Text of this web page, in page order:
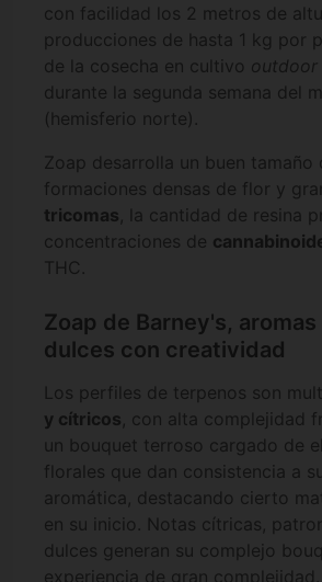
con facilidad los 2 metros de
producciones de hasta 1 kg por
de la cosecha en cultivo outdoor
durante la segunda semana del
(hemisferio norte).
Zoap desarrolla un buen tamaño
formaciones densas de flor y
tricomas , la cantidad de resina
concentraciones de
THC.
Zoap de Barney's,
dulces con creatividad
Los perfiles de terpenos son
y cítricos , con alta complejidad
un bouquet terroso cargado de
florales que dan consistencia a
aromática, destacando cierto
en su inicio. Notas cítricas,
dulces generan su complejo
experiencia de gran complejidad.